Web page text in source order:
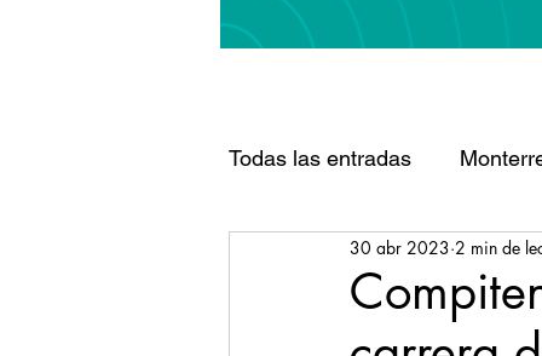
Todas las entradas
Santa Catarina San
30 abr 2023 2 min de